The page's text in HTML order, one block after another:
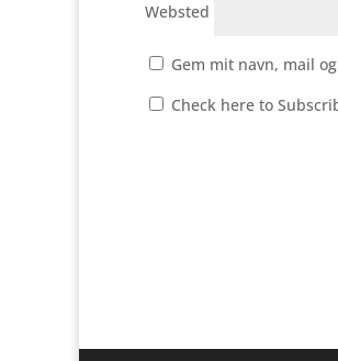
Websted
Gem mit navn, mail
Check here to